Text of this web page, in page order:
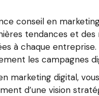
conseil en
tendances et
à chaque
les campagnes
marketing digital,
d’une vision